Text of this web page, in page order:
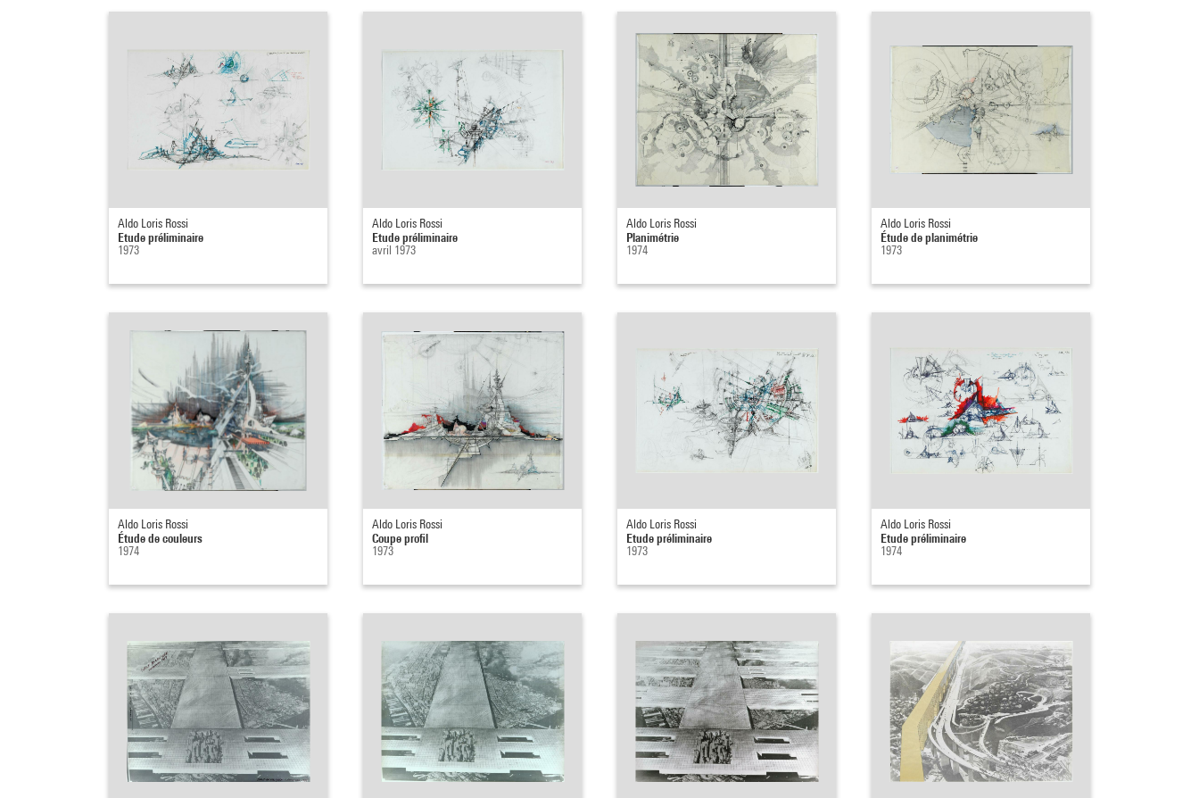
Aldo Loris Rossi
Etude préliminaire
1973
Aldo Loris Rossi
Etude préliminaire
avril 1973
Aldo Loris Rossi
Planimétrie
1974
Aldo Loris Rossi
Étude de planimétrie
1973
Aldo Loris Rossi
Étude de couleurs
1974
Aldo Loris Rossi
Coupe profil
1973
Aldo Loris Rossi
Etude préliminaire
1973
Aldo Loris Rossi
Etude préliminaire
1974